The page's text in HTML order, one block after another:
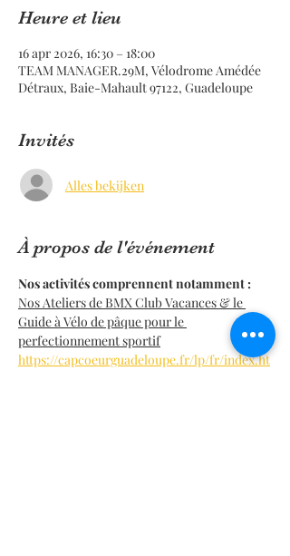
Heure et lieu
16 apr 2026, 16:30 – 18:00
TEAM MANAGER.29M, Vélodrome Amédée
Détraux, Baie-Mahault 97122, Guadeloupe
Invités
Alles bekijken
À propos de l'événement
Nos activités comprennent notamment :
Nos Ateliers de BMX Club Vacances & le
Guide à Vélo de pâque pour le
perfectionnement sportif
https://capcoeurguadeloupe.fr/lp/fr/index.ht